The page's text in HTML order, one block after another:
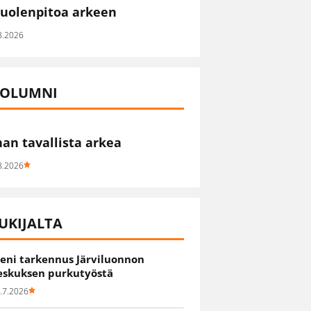
arkeen
tavallista arkea
tarkennus Järviluonnon
purkutyöstä